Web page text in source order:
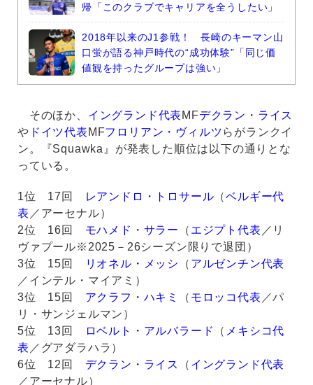
帰「このクラブでキャリアを全うしたい」
2018年以来のJ1参戦！ 長崎のキーマン山
口蛍が語る神戸時代の“成功体験”「同じ価
値観を持ったグループは強い」
そのほか、 イングランド代表 MFデクラン・ライス
や ドイツ代表 MFフロリアン・ヴィルツらがランクイ
ン。『Squawka』が発表した順位は以下の通りとな
っている。
1位 17回 レアンドロ・トロサール （ベルギー代
表 ／アーセナル）
2位 16回 モハメド・サラー （ エジプト代表 ／リ
ヴァプール※2025－26シーズン限りで退団）
3位 15回
リオネル・メッシ （ アルゼンチン代表
／インテル・マイアミ）
3位 15回 アクラフ・ハキミ （ モロッコ代表 ／パ
リ・サンジェルマン）
5位 13回
ロベルト・アルバラード （ メキシコ代
表 ／グアダラハラ）
6位 12回 デクラン・ライス （ イングランド代表
／アーセナル）